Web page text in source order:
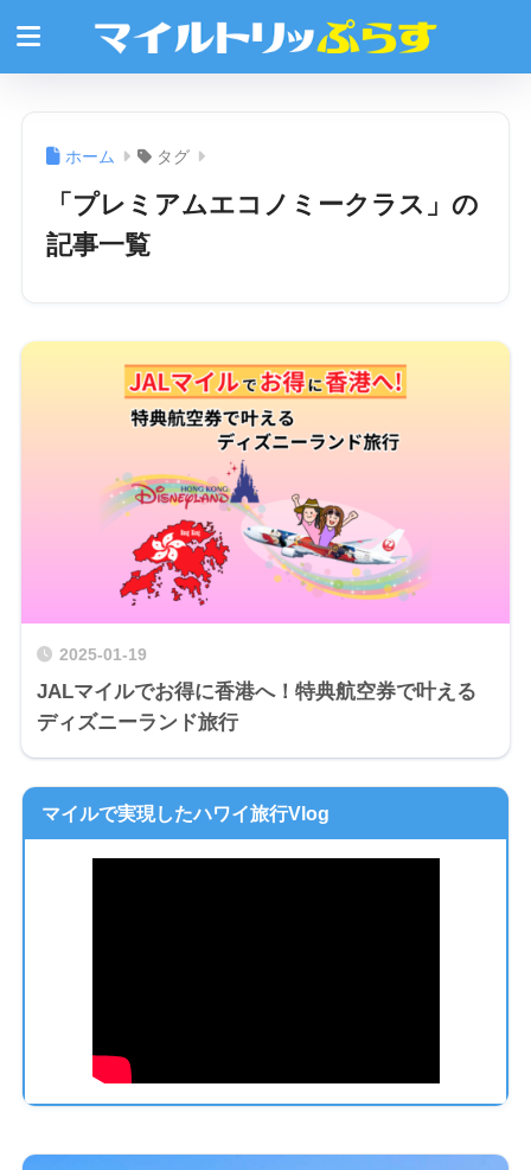
ホーム タグ
「プレミアムエコノミークラス」の
記事一覧
2025-01-19
JALマイルでお得に香港へ！特典航空券で叶える
ディズニーランド旅行
マイルで実現したハワイ旅行Vlog